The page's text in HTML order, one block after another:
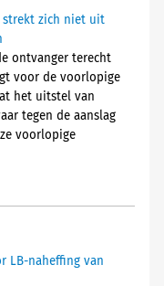
strekt zich niet uit
ontvanger terecht
voor de voorlopige
het uitstel van
tegen de aanslag
voorlopige
LB-naheffing van